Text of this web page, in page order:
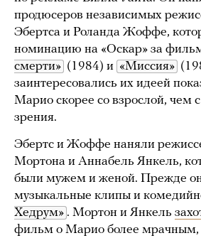
продюсеров независимых
Эбертса и Роланда Жоффе,
номинацию на «Оскар» за
смерти» (1984) и «Миссия»
заинтересовались их идеей
Марио скорее со взрослой, чем
зрения.
Эбертс и Жоффе наняли
Мортона и Аннабель Янкель,
были мужем и женой. Прежде
музыкальные клипы и
Хедрум» . Мортон и Янкель
фильм о Марио более мрачным,